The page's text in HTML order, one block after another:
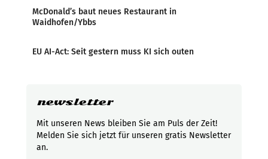
McDonald’s baut neues Restaurant in
Waidhofen/Ybbs
EU AI-Act: Seit gestern muss KI sich outen
newsletter
Mit unseren News bleiben Sie am Puls der Zeit!
Melden Sie sich jetzt für unseren gratis Newsletter
an.